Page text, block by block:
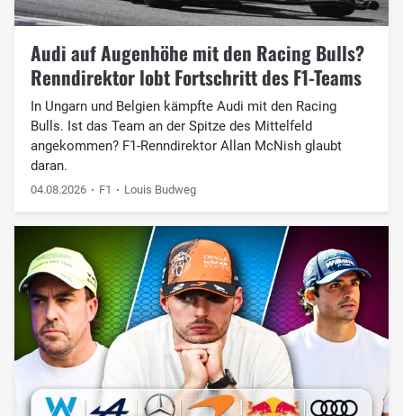
Audi auf Augenhöhe mit den Racing Bulls?
Renndirektor lobt Fortschritt des F1-Teams
In Ungarn und Belgien kämpfte Audi mit den Racing
Bulls. Ist das Team an der Spitze des Mittelfeld
angekommen? F1-Renndirektor Allan McNish glaubt
daran.
04.08.2026 F1 Louis Budweg